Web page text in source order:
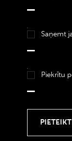
Saņemt
Piekrītu